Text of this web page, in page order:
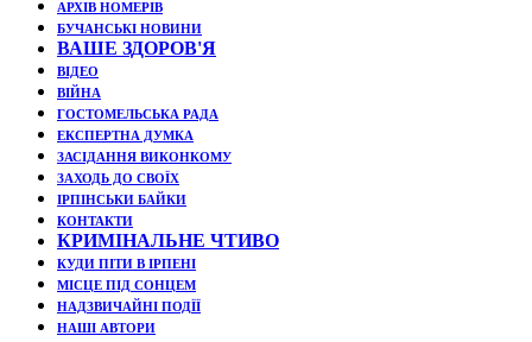
АРХІВ НОМЕРІВ
БУЧАНСЬКІ НОВИНИ
ВАШЕ ЗДОРОВ'Я
ВІДЕО
ВІЙНА
ГОСТОМЕЛЬСЬКА РАДА
ЕКСПЕРТНА ДУМКА
ЗАСІДАННЯ ВИКОНКОМУ
ЗАХОДЬ ДО СВОЇХ
ІРПІНСЬКИ БАЙКИ
КОНТАКТИ
КРИМІНАЛЬНЕ ЧТИВО
КУДИ ПІТИ В ІРПЕНІ
МІСЦЕ ПІД СОНЦЕМ
НАДЗВИЧАЙНІ ПОДЇЇ
НАШІ АВТОРИ